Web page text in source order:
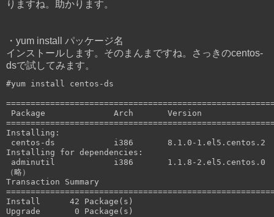
りますね。助かります。
・yum install パッケージ名
インストールします。そのまんまですね。さっきのcentos-
dsで試してみます。
#yum install centos-ds
Package              Arch       Version
Installing:
centos-ds            i386       8.1.0-
Installing for dependencies:
adminutil            i386       1.1.8-
（略）
Transaction Summary
Install      42 Package(s)
Upgrade       0 Package(s)